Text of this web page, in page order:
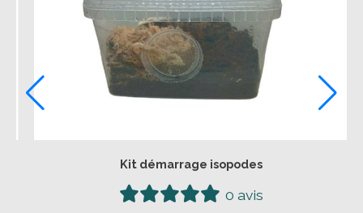
Kit démarrage isopodes
0 avis